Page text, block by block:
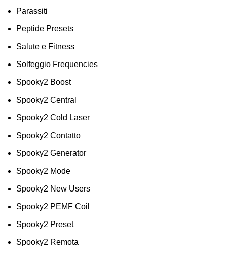
Parassiti
Peptide Presets
Salute e Fitness
Solfeggio Frequencies
Spooky2 Boost
Spooky2 Central
Spooky2 Cold Laser
Spooky2 Contatto
Spooky2 Generator
Spooky2 Mode
Spooky2 New Users
Spooky2 PEMF Coil
Spooky2 Preset
Spooky2 Remota